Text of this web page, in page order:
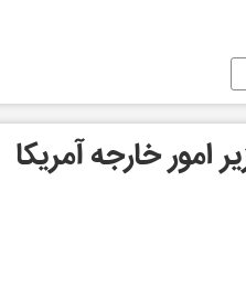
امور خارجه آمریکا